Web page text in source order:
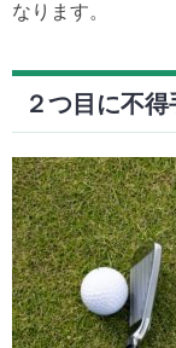
なります。
２つ目に不